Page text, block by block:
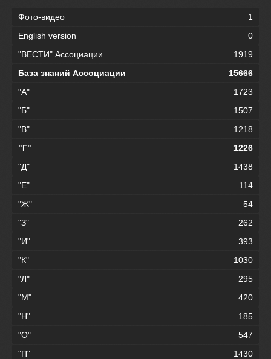
Фото-видео
1
English version
0
"ВЕСТИ" Ассоциации
1919
База знаний Ассоциации
15666
"А"
1723
"Б"
1507
"В"
1218
"Г"
1226
"Д"
1438
"Е"
114
"Ж"
54
"З"
262
"И"
393
"К"
1030
"Л"
295
"М"
420
"Н"
185
"О"
547
"П"
1430